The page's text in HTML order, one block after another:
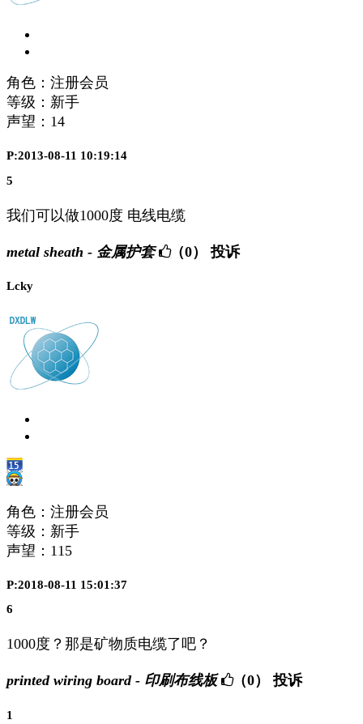
角色：注册会员
等级：新手
声望： 14
P:2013-08-11 10:19:14
5
我们可以做1000度 电线电缆
metal sheath - 金属护套 （0） 投诉
Lcky
角色：注册会员
等级：新手
声望： 115
P:2018-08-11 15:01:37
6
1000度？那是矿物质电缆了吧？
printed wiring board - 印刷布线板 （0） 投诉
1